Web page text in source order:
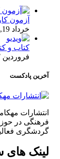
آزمون
خرداد 19, 1405
کتاب و
فروردین 7, 1403
آخرین پادکست
انتشارات
فرهنگی در
گردشگری
لینک های